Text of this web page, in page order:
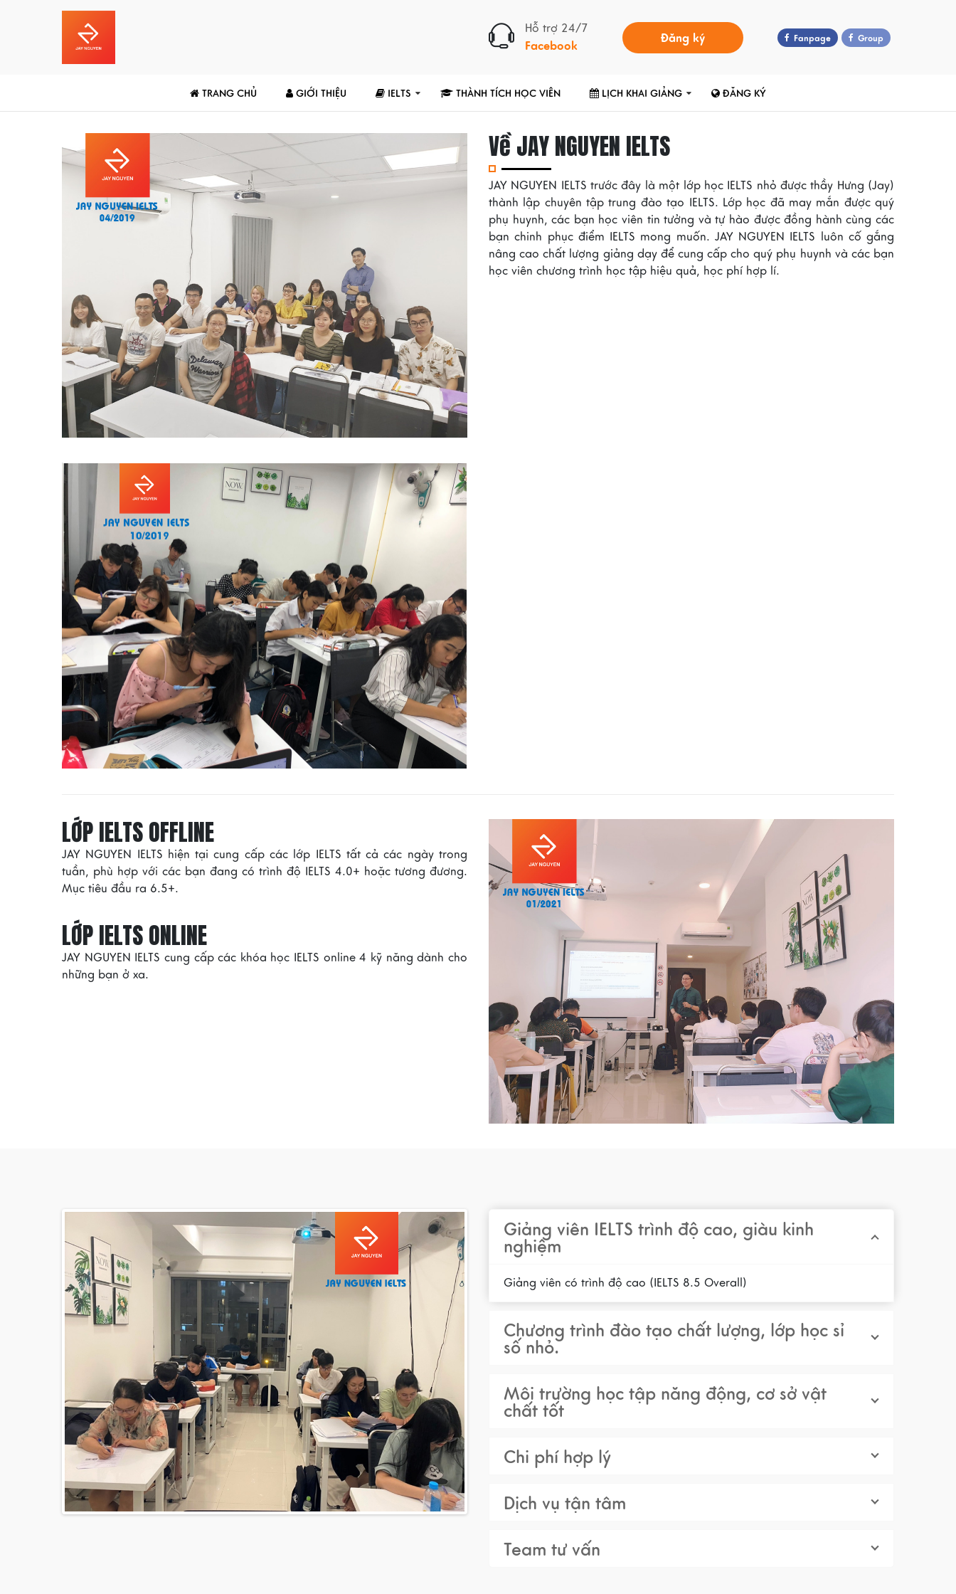
Hỗ trợ 24/7
Facebook Đăng ký Fanpage Group
TRANG CHỦ GIỚI THIỆU IELTS THÀNH TÍCH HỌC VIÊN LỊCH KHAI GIẢNG ĐĂNG KÝ
Về JAY NGUYEN IELTS
JAY NGUYEN IELTS trước đây là một lớp học IELTS nhỏ được thầy Hưng (Jay)
thành lập chuyên tập trung đào tạo IELTS. Lớp học đã may mắn được quý
phụ huynh, các bạn học viên tin tưởng và tự hào được đồng hành cùng các
bạn chinh phục điểm IELTS mong muốn. JAY NGUYEN IELTS luôn cố gắng
nâng cao chất lượng giảng dạy để cung cấp cho quý phụ huynh và các bạn
học viên chương trình học tập hiệu quả, học phí hợp lí.
LỚP IELTS OFFLINE
JAY NGUYEN IELTS hiện tại cung cấp các lớp IELTS tất cả các ngày trong
tuần, phù hợp với các bạn đang có trình độ IELTS 4.0+ hoặc tương đương.
Mục tiêu đầu ra 6.5+.
LỚP IELTS ONLINE
JAY NGUYEN IELTS cung cấp các khóa học IELTS online 4 kỹ năng dành cho
những bạn ở xa.
Giảng viên IELTS trình độ cao, giàu kinh
nghiệm
Giảng viên có trình độ cao (IELTS 8.5 Overall)
Chương trình đào tạo chất lượng, lớp học sỉ
số nhỏ.
Môi trường học tập năng động, cơ sở vật
chất tốt
Chi phí hợp lý
Dịch vụ tận tâm
Team tư vấn